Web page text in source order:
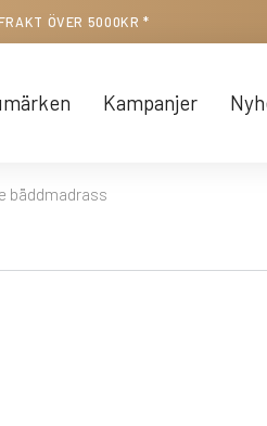
ÖVER 5000KR *
Kampanjer
bäddmadrass